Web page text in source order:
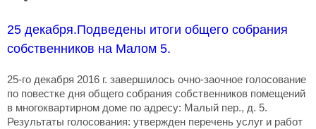
25 декабря.Подведены итоги общего собрания
собственников на Малом 5.
25-го декабря 2016 г. завершилось очно-заочное голосование
по повестке дня общего собрания собственников помещений
в многоквартирном доме по адресу: Малый пер., д. 5.
Результаты голосования: утвержден перечень услуг и работ